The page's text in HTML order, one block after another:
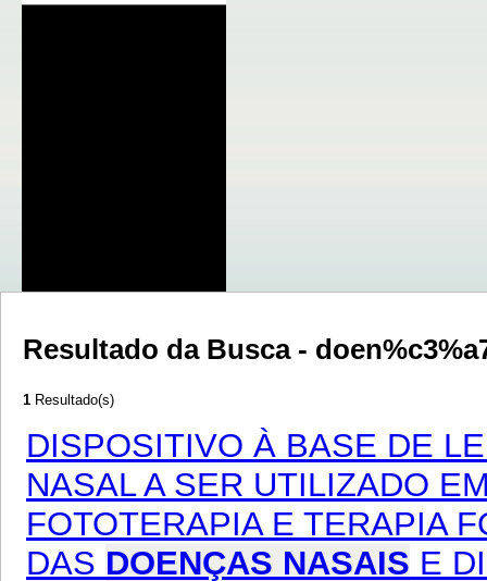
Resultado da Busca -
1 Resultado(s)
DISPOSITIVO À BASE DE
NASAL A SER UTILIZADO
FOTOTERAPIA E TERAPIA
DAS DOENÇAS NASAIS E